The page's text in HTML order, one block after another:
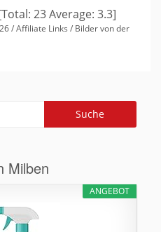
23Average: 3.3]
/ Affiliate Links / Bilder von der
Milben
ANGEBOT